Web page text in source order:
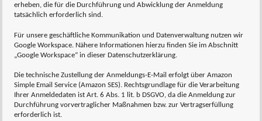
erheben, die für die Durchführung und Abwicklung der Anmeldung
tatsächlich erforderlich sind.
Für unsere geschäftliche Kommunikation und Datenverwaltung nutzen wir
Google Workspace. Nähere Informationen hierzu finden Sie im Abschnitt
„Google Workspace“ in dieser Datenschutzerklärung.
Die technische Zustellung der Anmeldungs-E-Mail erfolgt über Amazon
Simple Email Service (Amazon SES). Rechtsgrundlage für die Verarbeitung
Ihrer Anmeldedaten ist Art. 6 Abs. 1 lit. b DSGVO, da die Anmeldung zur
Durchführung vorvertraglicher Maßnahmen bzw. zur Vertragserfüllung
erforderlich ist.